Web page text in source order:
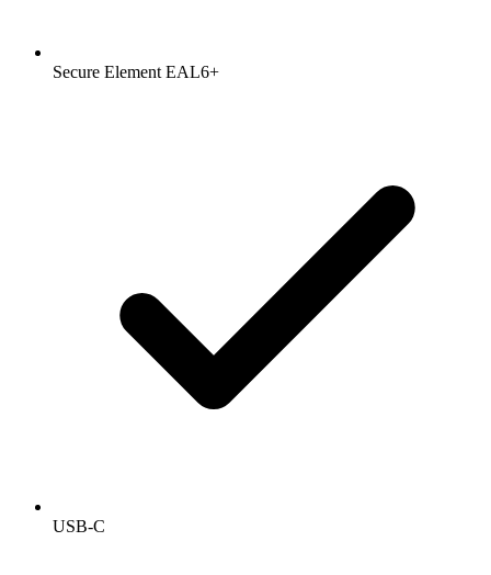
Secure Element EAL6+
USB-C